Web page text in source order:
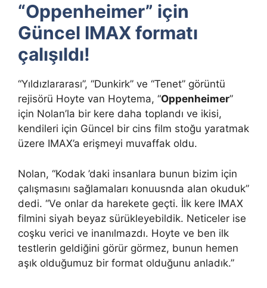
“Oppenheimer” için
Güncel IMAX formatı
çalışıldı!
“Yıldızlararası”, “Dunkirk” ve “Tenet” görüntü
rejisörü Hoyte van Hoytema, “Oppenheimer”
için Nolan’la bir kere daha toplandı ve ikisi,
kendileri için Güncel bir cins film stoğu yaratmak
üzere IMAX’a erişmeyi muvaffak oldu.
Nolan, “Kodak ’daki insanlara bunun bizim için
çalışmasını sağlamaları konuusnda alan okuduk”
dedi. “Ve onlar da harekete geçti. İlk kere IMAX
filmini siyah beyaz sürükleyebildik. Neticeler ise
coşku verici ve inanılmazdı. Hoyte ve ben ilk
testlerin geldiğini görür görmez, bunun hemen
aşık olduğumuz bir format olduğunu anladık.”